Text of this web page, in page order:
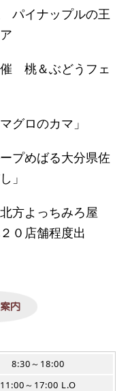
パイナップルの王
催 桃＆ぶどうフェ
グロのカマ」
プめばる大分県佐
」
方よっちみろ屋
０店舗程度出
内
8:30～18:00
11:00～17:00 L.O